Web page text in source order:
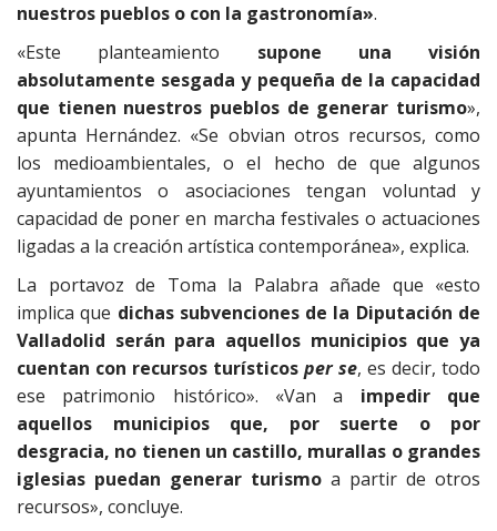
nuestros pueblos o con la gastronomía».
«Este planteamiento supone una visión
absolutamente sesgada y pequeña de la capacidad
que tienen nuestros pueblos de generar turismo»,
apunta Hernández. «Se obvian otros recursos, como
los medioambientales, o el hecho de que algunos
ayuntamientos o asociaciones tengan voluntad y
capacidad de poner en marcha festivales o actuaciones
ligadas a la creación artística contemporánea», explica.
La portavoz de Toma la Palabra añade que «esto
implica que dichas subvenciones de la Diputación de
Valladolid serán para aquellos municipios que ya
cuentan con recursos turísticos per se, es decir, todo
ese patrimonio histórico». «Van a impedir que
aquellos municipios que, por suerte o por
desgracia, no tienen un castillo, murallas o grandes
iglesias puedan generar turismo a partir de otros
recursos», concluye.